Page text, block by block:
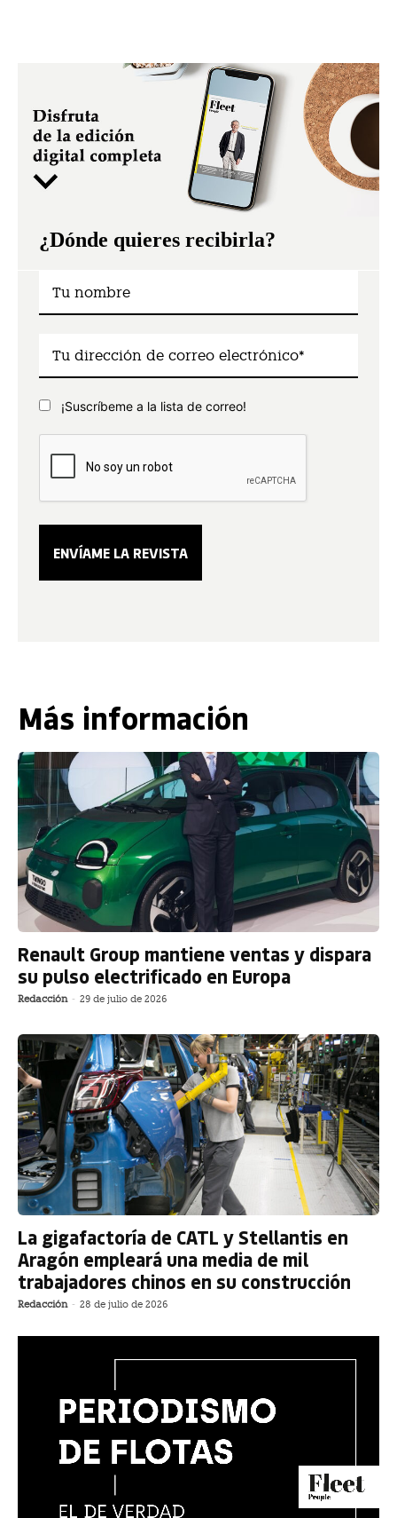
¿Dónde quieres recibirla?
¡Suscríbeme a la lista de correo!
Más información
Renault Group mantiene ventas y dispara
su pulso electrificado en Europa
Redacción - 29 de julio de 2026
La gigafactoría de CATL y Stellantis en
Aragón empleará una media de mil
trabajadores chinos en su construcción
Redacción - 28 de julio de 2026